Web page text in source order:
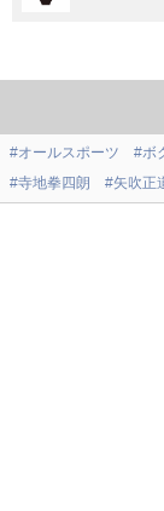
#オールスポーツ #ボ
#寺地拳四朗
#矢吹正